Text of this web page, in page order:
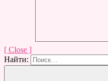
[ Close ]
Найти: